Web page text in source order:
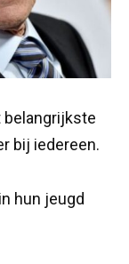
belangrijkste
bij iedereen.
hun jeugd